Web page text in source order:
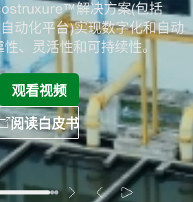
解决方案(包括
动化平台)实现数字化和自动
、灵活性和可持续性。